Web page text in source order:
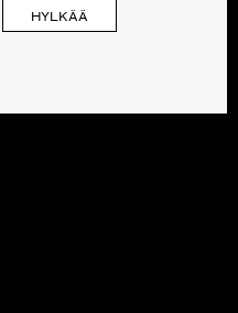
HYLKÄÄ